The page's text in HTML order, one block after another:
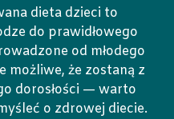
dieta dzieci to
do prawidłowego
od młodego
możliwe, że zostaną z
dorosłości — warto
o zdrowej diecie.